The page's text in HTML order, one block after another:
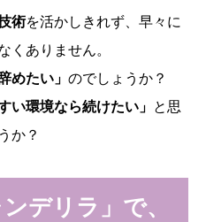
術を活かしきれず、早々に
くありません。
めたい」 のでしょうか？
い環境なら続けたい」 と思
か？
デリラ」で、